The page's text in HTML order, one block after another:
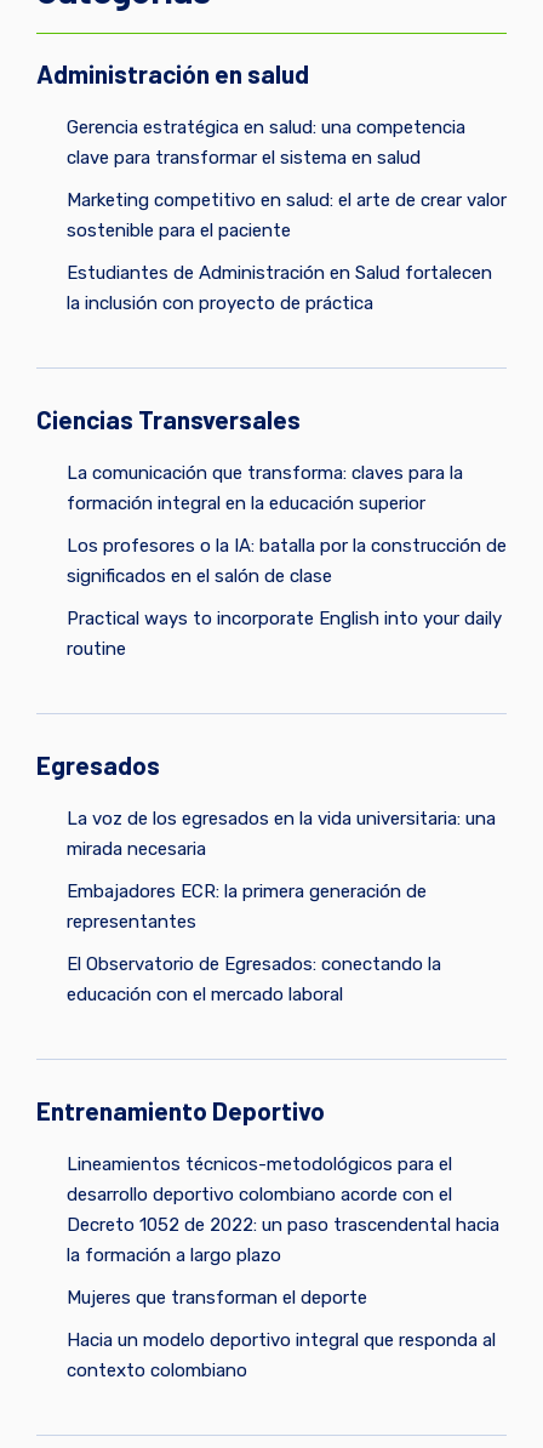
Administración en salud
Gerencia estratégica en salud: una competencia
clave para transformar el sistema en salud
Marketing competitivo en salud: el arte de crear valor
sostenible para el paciente
Estudiantes de Administración en Salud fortalecen
la inclusión con proyecto de práctica
Ciencias Transversales
La comunicación que transforma: claves para la
formación integral en la educación superior
Los profesores o la IA: batalla por la construcción de
significados en el salón de clase
Practical ways to incorporate English into your daily
routine
Egresados
La voz de los egresados en la vida universitaria: una
mirada necesaria
Embajadores ECR: la primera generación de
representantes
El Observatorio de Egresados: conectando la
educación con el mercado laboral
Entrenamiento Deportivo
Lineamientos técnicos-metodológicos para el
desarrollo deportivo colombiano acorde con el
Decreto 1052 de 2022: un paso trascendental hacia
la formación a largo plazo
Mujeres que transforman el deporte
Hacia un modelo deportivo integral que responda al
contexto colombiano